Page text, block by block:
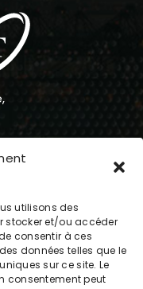
utilisons des
stocker et/ou accéder
consentir à ces
données telles que le
sur ce site. Le
consentement peut